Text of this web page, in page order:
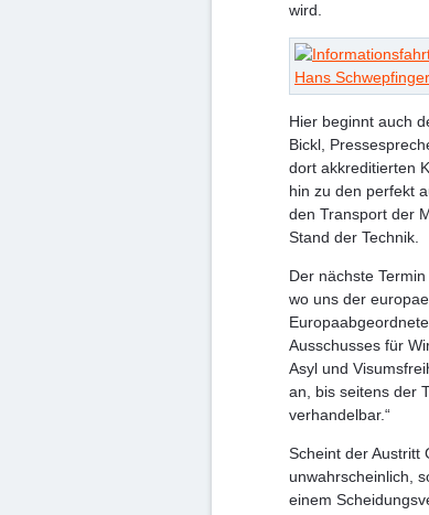
wird.
Hier beginnt auch
Bickl,
dort akkreditierten
hin zu den perfekt
den Transport der
Stand der Technik.
Der nächste
wo uns der
Ausschusses für
Asyl und
an, bis seitens der
verhandelbar.“
Scheint der Austritt
unwahrscheinlich,
einem